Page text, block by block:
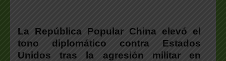
La República Popular China elevó el
tono diplomático contra Estados
Unidos tras la agresión militar en